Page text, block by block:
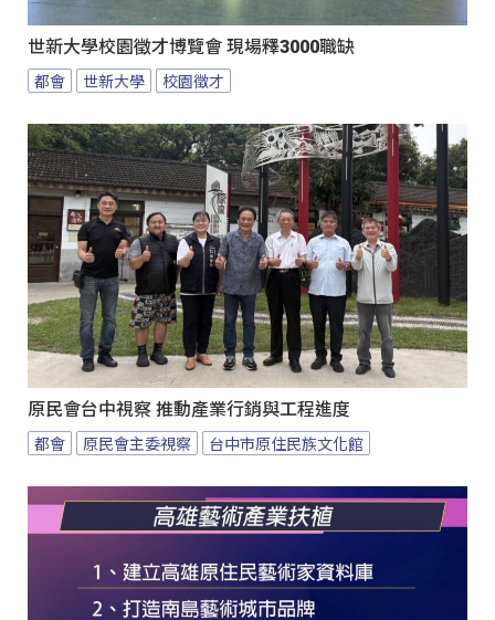
世新大學校園徵才博覽會 現場釋3000職缺
都會 世新大學 校園徵才
原民會台中視察 推動產業行銷與工程進度
都會 原民會主委視察 台中市原住民族文化館